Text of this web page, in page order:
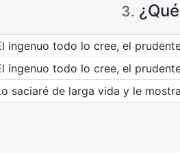
3.
ingenuo todo lo cree, el
ingenuo todo lo cree, el
saciaré de larga vida y le